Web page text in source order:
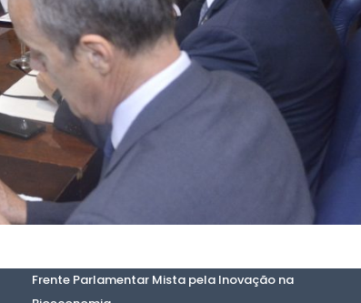
Frente Parlamentar Mista pela Inovação na